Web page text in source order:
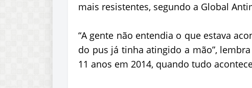
mais resistentes, segundo a Global
“A gente não entendia o que estava
do pus já tinha atingido a mão”,
11 anos em 2014, quando tudo